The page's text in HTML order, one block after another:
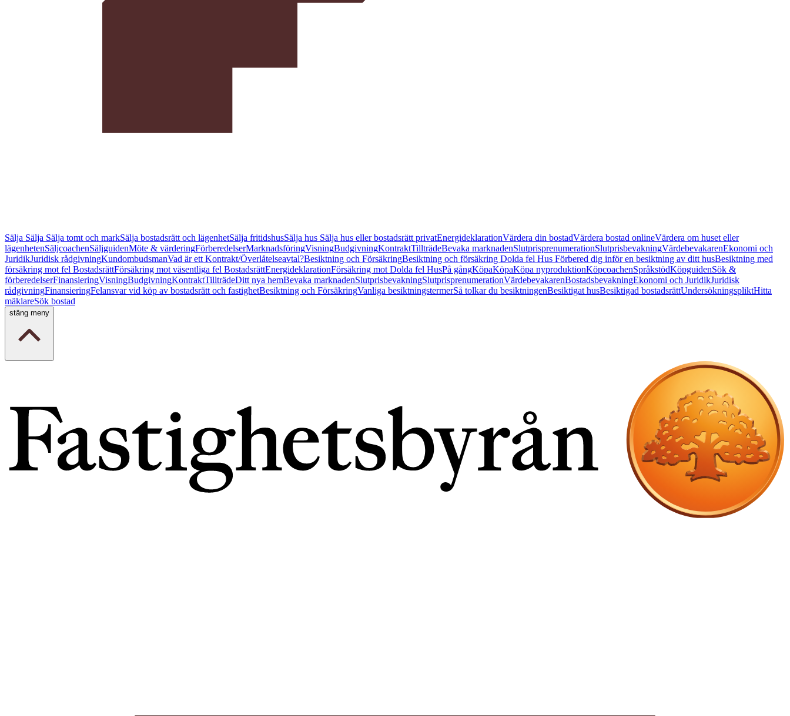
Sälja Sälja Sälja tomt och markSälja bostadsrätt och lägenhetSälja fritidshusSälja hus Sälja hus eller bostadsrätt privatEnergideklarationVärdera din bostadVärdera bostad onlineVärdera om huset eller
lägenhetenSäljcoachenSäljguidenMöte & värderingFörberedelserMarknadsföringVisningBudgivningKontraktTillträdeBevaka marknadenSlutprisprenumerationSlutprisbevakningVärdebevakarenEkonomi och
JuridikJuridisk rådgivningKundombudsmanVad är ett Kontrakt/Överlåtelseavtal?Besiktning och FörsäkringBesiktning och försäkring Dolda fel Hus Förbered dig inför en besiktning av ditt husBesiktning med
försäkring mot fel BostadsrättFörsäkring mot väsentliga fel BostadsrättEnergideklarationFörsäkring mot Dolda fel HusPå gångKöpaKöpaKöpa nyproduktionKöpcoachenSpråkstödKöpguidenSök &
förberedelserFinansieringVisningBudgivningKontraktTillträdeDitt nya hemBevaka marknadenSlutprisbevakningSlutprisprenumerationVärdebevakarenBostadsbevakningEkonomi och JuridikJuridisk
rådgivningFinansieringFelansvar vid köp av bostadsrätt och fastighetBesiktning och FörsäkringVanliga besiktningstermerSå tolkar du besiktningenBesiktigat husBesiktigad bostadsrättUndersökningspliktHitta
mäklareSök bostad
stäng meny